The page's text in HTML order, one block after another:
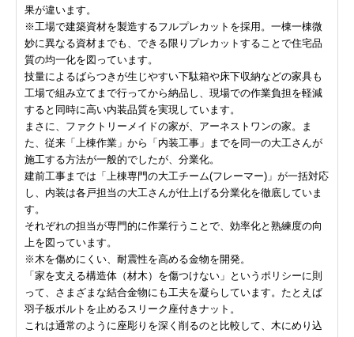
果が違います。
※工場で建築資材を製造するフルプレカットを採用。一棟一棟微
妙に異なる資材までも、できる限りプレカットすることで住宅品
質の均一化を図っています。
技量によるばらつきが生じやすい下駄箱や床下収納などの家具も
工場で組み立てまで行ってから納品し、現場での作業負担を軽減
すると同時に高い内装品質を実現しています。
まさに、ファクトリーメイドの家が、アーネストワンの家。ま
た、従来「上棟作業」から「内装工事」までを同一の大工さんが
施工する方法が一般的でしたが、分業化。
建前工事までは「上棟専門の大工チーム(フレーマー)」が一括対応
し、内装は各戸担当の大工さんが仕上げる分業化を徹底していま
す。
それぞれの担当が専門的に作業行うことで、効率化と熟練度の向
上を図っています。
※木を傷めにくい、耐震性を高める金物を開発。
「家を支える構造体（材木）を傷つけない」というポリシーに則
って、さまざまな結合金物にも工夫を凝らしています。たとえば
羽子板ボルトを止めるスリーク座付きナット。
これは通常のように座彫りを深く削るのと比較して、木にめり込